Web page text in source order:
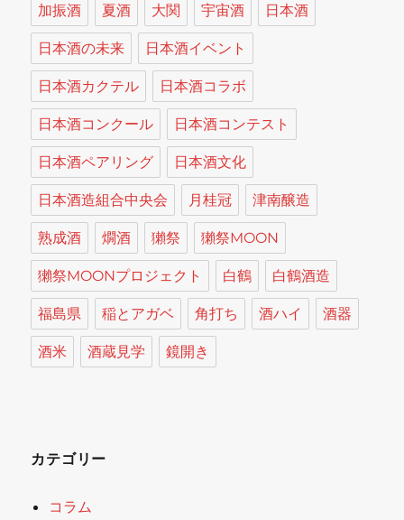
加振酒 夏酒 大関 宇宙酒 日本酒
日本酒の未来 日本酒イベント
日本酒カクテル 日本酒コラボ
日本酒コンクール 日本酒コンテスト
日本酒ペアリング 日本酒文化
日本酒造組合中央会 月桂冠 津南醸造
熟成酒 燗酒 獺祭 獺祭MOON
獺祭MOONプロジェクト 白鶴 白鶴酒造
福島県 稲とアガベ 角打ち 酒ハイ 酒器
酒米 酒蔵見学 鏡開き
カテゴリー
コラム